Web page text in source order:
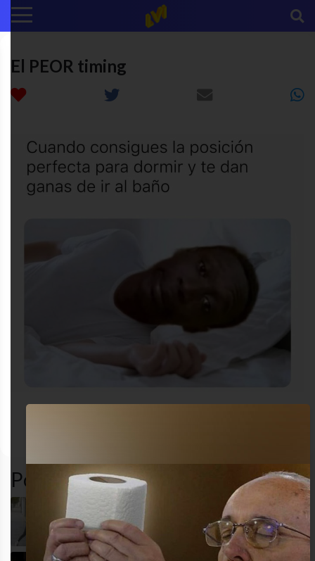
El PEOR timing
Popular en LVI
Siempre igual